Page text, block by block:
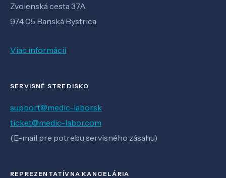
Zvolenská cesta 37A
974 05 Banská Bystrica
Viac informácií
SERVISNÉ STREDISKO
support@medic-labor.sk
ticket@medic-labor.com
(E-mail pre potrebu servisného zásahu)
REPREZENTATÍVNA KANCELÁRIA